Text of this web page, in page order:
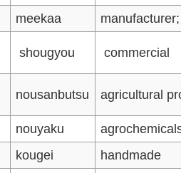
meekaa
shougyou commercial
nousanbutsu agricultural
nouyaku
kougei handmade